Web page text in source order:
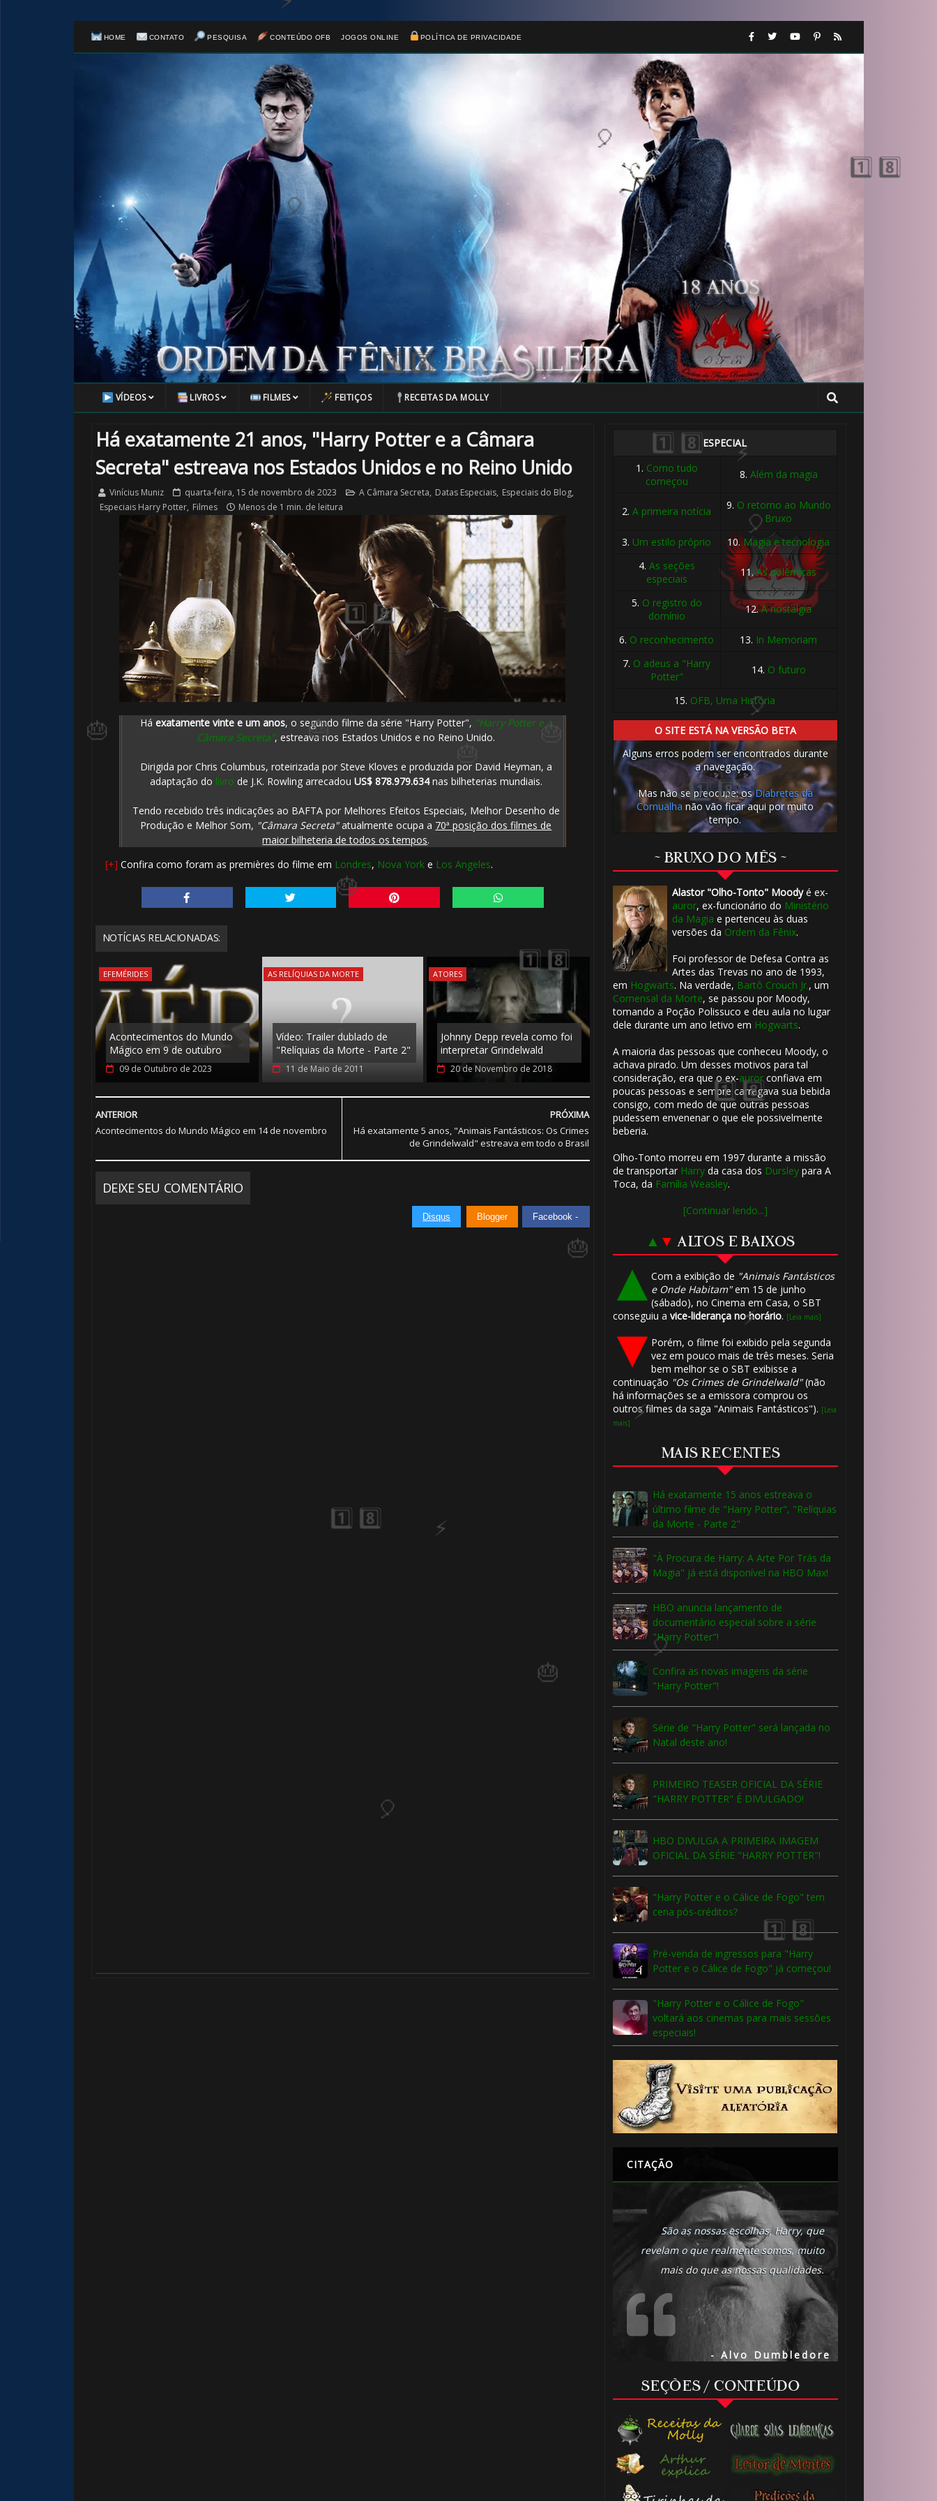
HOME CONTATO PESQUISA CONTEÚDO OFB JOGOS ONLINE POLÍTICA DE PRIVACIDADE
VÍDEOS LIVROS FILMES FEITIÇOS RECEITAS DA MOLLY
Há exatamente 21 anos, "Harry Potter e a Câmara
Secreta" estreava nos Estados Unidos e no Reino Unido
Vinícius Muniz quarta-feira, 15 de novembro de 2023 A Câmara Secreta, Datas Especiais, Especiais do Blog,
Especiais Harry Potter, Filmes Menos de 1 min. de leitura
Há exatamente vinte e um anos, o segundo filme da série "Harry Potter", "Harry Potter e a
Câmara Secreta", estreava nos Estados Unidos e no Reino Unido.
Dirigida por Chris Columbus, roteirizada por Steve Kloves e produzida por David Heyman, a
adaptação do livro de J.K. Rowling arrecadou US$ 878.979.634nas bilheterias mundiais.
Tendo recebido três indicações ao BAFTA por Melhores Efeitos Especiais, Melhor Desenho de
Produção e Melhor Som, "Câmara Secreta"atualmente ocupa a 70ª posição dos filmes de
maior bilheteria de todos os tempos.
[+] Confira como foram as premières do filme em Londres, Nova Yorke Los Angeles.
NOTÍCIAS RELACIONADAS:
EFEMÉRIDES
Acontecimentos do Mundo
Mágico em 9 de outubro
09 de Outubro de 2023
AS RELÍQUIAS DA MORTE
Vídeo: Trailer dublado de
"Relíquias da Morte - Parte 2"
11 de Maio de 2011
ATORES
Johnny Depp revela como foi
interpretar Grindelwald
20 de Novembro de 2018
PRÓXIMA
Há exatamente 5 anos, "Animais Fantásticos: Os Crimes
de Grindelwald" estreava em todo o Brasil
ANTERIOR
Acontecimentos do Mundo Mágico em 14 de novembro
DEIXE SEU COMENTÁRIO
Disqus Blogger Facebook -
ESPECIAL
1. Como tudo
começou
8. Além da magia
2.A primeira notícia 9. O retorno ao Mundo
Bruxo
3. Um estilo próprio 10.Magia e tecnologia
4. As seções
especiais
11.As polêmicas
5. O registro do
domínio
12.A nostalgia
6. O reconhecimento 13. In Memoriam
7. O adeus a "Harry
Potter"
14. O futuro
15. OFB, Uma História
O SITE ESTÁ NA VERSÃO BETA
Alguns erros podem ser encontrados durante
a navegação.
Mas não se preocupe: osDiabretes da
Cornualha não vão ficar aqui por muito
tempo.
~ BRUXO DO MÊS ~
Alastor "Olho-Tonto" Moodyé ex-
auror, ex-funcionário do Ministério
da Magia e pertenceu às duas
versões da Ordem da Fênix.
Foi professor de Defesa Contra as
Artes das Trevas no ano de 1993,
em Hogwarts. Na verdade, Bartô Crouch Jr., um
Comensal da Morte, se passou por Moody,
tomando a Poção Polissuco e deu aula no lugar
dele durante um ano letivo em Hogwarts.
A maioria das pessoas que conheceu Moody, o
achava pirado. Um desses motivos para tal
consideração, era que o ex-aurorconfiava em
poucas pessoas e sempre carregava sua bebida
consigo, com medo de que outras pessoas
pudessem envenenar o que ele possivelmente
beberia.
Olho-Tonto morreu em 1997 durante a missão
de transportar Harryda casa dos Dursleypara A
Toca, da Família Weasley.
[Continuar lendo...]
▲ ▼ ALTOS E BAIXOS
Com a exibição de "Animais Fantásticos
e Onde Habitam"em 15 de junho
(sábado), no Cinema em Casa, o SBT
conseguiu a vice-liderança no horário. [Leia mais]
Porém, o filme foi exibido pela segunda
vez em pouco mais de três meses. Seria
bem melhor se o SBT exibisse a
continuação "Os Crimes de Grindelwald"(não
há informações se a emissora comprou os
outros filmes da saga "Animais Fantásticos"). [Leia
mais]
MAIS RECENTES
Há exatamente 15 anos estreava o
último filme de "Harry Potter", "Relíquias
da Morte - Parte 2"
"À Procura de Harry: A Arte Por Trás da
Magia" já está disponível na HBO Max!
HBO anuncia lançamento de
documentário especial sobre a série
"Harry Potter"!
Confira as novas imagens da série
"Harry Potter"!
Série de "Harry Potter" será lançada no
Natal deste ano!
PRIMEIRO TEASER OFICIAL DA SÉRIE
"HARRY POTTER" É DIVULGADO!
HBO DIVULGA A PRIMEIRA IMAGEM
OFICIAL DA SÉRIE "HARRY POTTER"!
"Harry Potter e o Cálice de Fogo" tem
cena pós-créditos?
Pré-venda de ingressos para "Harry
Potter e o Cálice de Fogo" já começou!
"Harry Potter e o Cálice de Fogo"
voltará aos cinemas para mais sessões
especiais!
CITAÇÃO
São as nossas escolhas, Harry, que
revelam o que realmente somos, muito
mais do que as nossas qualidades.
- Alvo Dumbledore
SEÇÕES / CONTEÚDO
1️⃣ 8️⃣
🎂
🎂
⚡
🎈
⚡
1️⃣ 8️⃣
🎂
1️⃣ 8️⃣
⚡
1️⃣ 8️⃣
🎈
1️⃣ 8️⃣